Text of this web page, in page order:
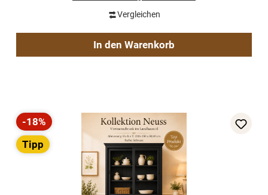
Vergleichen
In den Warenkorb
Rabatt
-18%
Tipp